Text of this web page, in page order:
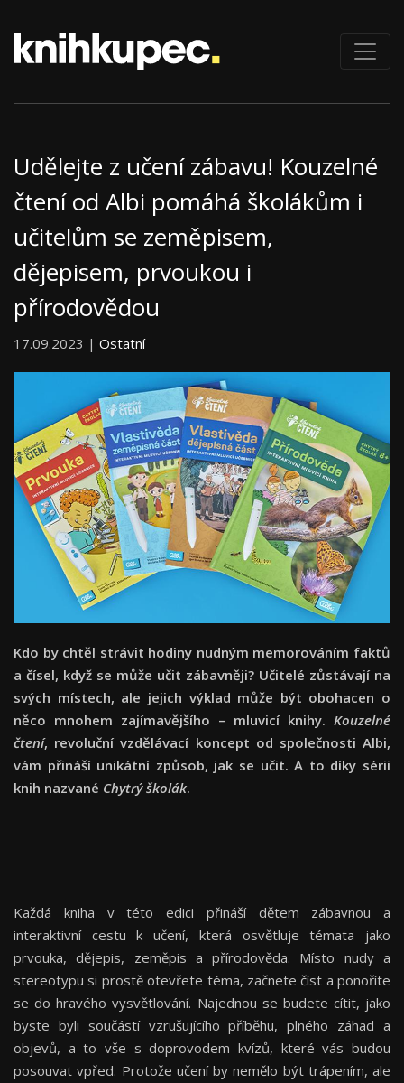
Udělejte z učení zábavu! Kouzelné
čtení od Albi pomáhá školákům i
učitelům se zeměpisem,
dějepisem, prvoukou i
přírodovědou
17.09.2023 | Ostatní
Kdo by chtěl strávit hodiny nudným memorováním faktů
a čísel, když se může učit zábavněji? Učitelé zůstávají na
svých místech, ale jejich výklad může být obohacen o
něco mnohem zajímavějšího – mluvicí knihy. Kouzelné
čtení, revoluční vzdělávací koncept od společnosti Albi,
vám přináší unikátní způsob, jak se učit. A to díky sérii
knih nazvané Chytrý školák.
Každá kniha v této edici přináší dětem zábavnou a
interaktivní cestu k učení, která osvětluje témata jako
prvouka, dějepis, zeměpis a přírodověda. Místo nudy a
stereotypu si prostě otevřete téma, začnete číst a ponoříte
se do hravého vysvětlování. Najednou se budete cítit, jako
byste byli součástí vzrušujícího příběhu, plného záhad a
objevů, a to vše s doprovodem kvízů, které vás budou
posouvat vpřed. Protože učení by nemělo být trápením, ale